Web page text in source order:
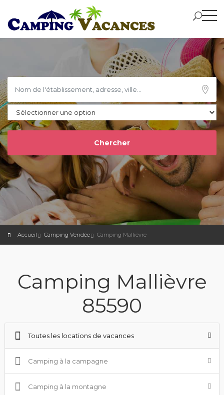
Accueil Camping Vendée Camping Mallièvre
Camping Mallièvre
85590
Toutes les locations de vacances
Camping à la campagne
Camping à la montagne